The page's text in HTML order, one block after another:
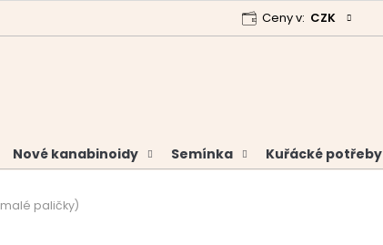
Analýzy a certifikáty
Ceny v: CZK
Nové kanabinoidy Semínka Kuřácké potřeby
paličky)